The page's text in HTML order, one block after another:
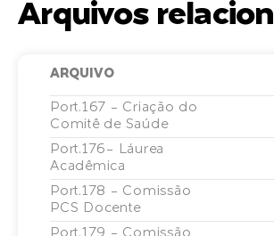
Arquivos
ARQUIVO
Port.167 - Criação do
Comitê de Saúde
Port.176- Láurea
Acadêmica
Port.178 - Comissão
PCS Docente